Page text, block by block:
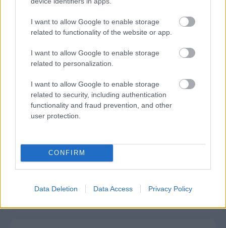
I want to allow Google to enable storage
related to functionality of the website or app.
I want to allow Google to enable storage
related to personalization.
I want to allow Google to enable storage
related to security, including authentication
functionality and fraud prevention, and other
user protection.
CONFIRM
Data Deletion Data Access Privacy Policy
ΑΣΕΠ: Εξ αποστάσεως η πιο Εύκολη
Πιστοποίηση Υπολογιστών σε 2
μέρες
Μάθε πρώτος όλες τις σημαντικές
ειδήσεις.
Βάλε το proson.gr στα αποτελέσματα
Δημοφιλείς Ειδήσεις